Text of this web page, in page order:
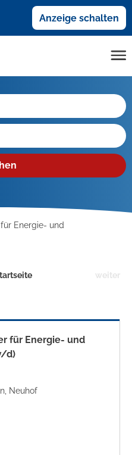
Anzeige schalten
Energie- und
weiter
für Energie- und
d)
Neuhof